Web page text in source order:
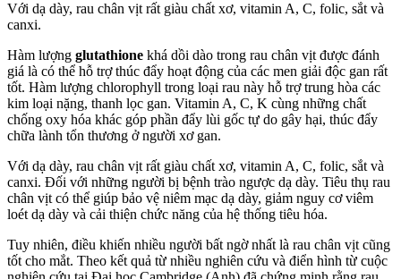
Với dạ dày, rau chân vịt rất giàu chất xơ, vitamin A, C, folic, sắt và
canxi.
Hàm lượng glutathione khá dồi dào trong rau chân vịt được đánh
giá là có thể hỗ trợ thúc đẩy hoạt động của các men giải độc gan rất
tốt. Hàm lượng chlorophyll trong loại rau này hỗ trợ trung hòa các
kim loại nặng, thanh lọc gan. Vitamin A, C, K cùng những chất
chống oxy hóa khác góp phần đẩy lùi gốc tự do gây hại, thúc đẩy
chữa lành tổn thương ở người xơ gan.
Với dạ dày, rau chân vịt rất giàu chất xơ, vitamin A, C, folic, sắt và
canxi. Đối với những người bị bệnh trào ngược dạ dày. Tiêu thụ rau
chân vịt có thể giúp bảo vệ niêm mạc dạ dày, giảm nguy cơ viêm
loét dạ dày và cải thiện chức năng của hệ thống tiêu hóa.
Tuy nhiên, điều khiến nhiều người bất ngờ nhất là rau chân vịt cũng
tốt cho mắt. Theo kết quả từ nhiều nghiên cứu và điển hình từ cuộc